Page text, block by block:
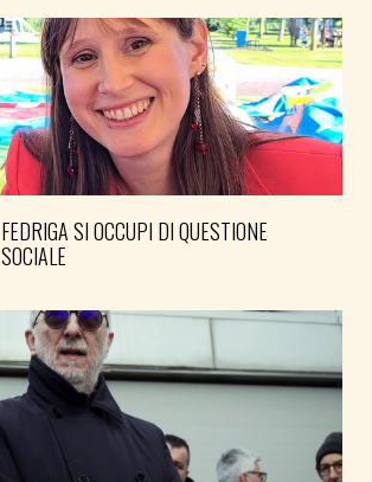
FEDRIGA SI OCCUPI DI QUESTIONE
SOCIALE